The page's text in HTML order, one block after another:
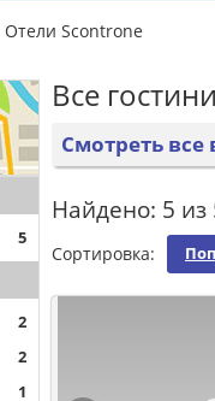
Отели Scontrone
5
2
2
1
Все
Смотреть все
Найдено: 5 из
Сортировка: